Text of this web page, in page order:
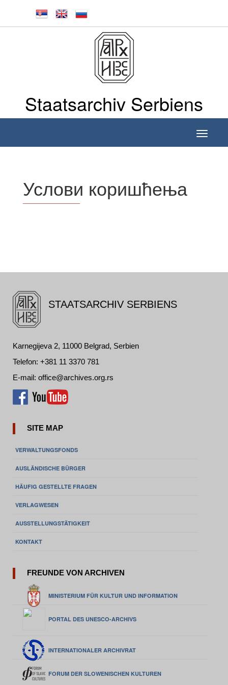
Staatsarchiv Serbiens
Toggle
Услови коришћења
STAATSARCHIV SERBIENS
Karnegijeva 2, 11000 Belgrad, Serbien
Telefon: +381 11 3370 781
E-mail: office@archives.org.rs
SITE MAP
VERWALTUNGSFONDS
AUSLÄNDISCHE BÜRGER
HÄUFIG GESTELLTE FRAGEN
VERLAGWESEN
AUSSTELLUNGSTÄTIGKEIT
KONTAKT
FREUNDE VON ARCHIVEN
MINISTERIUM FÜR KULTUR UND INFORMATION
PORTAL DES UNESCO-ARCHIVS
INTERNATIONALER ARCHIVRAT
FORUM DER SLOWENISCHEN KULTUREN